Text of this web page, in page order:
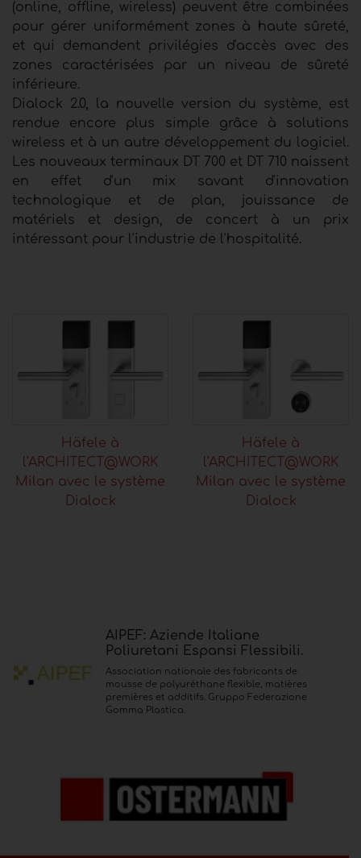
(online, offline, wireless) peuvent être combinées
pour gérer uniformément zones à haute sûreté,
et qui demandent privilégies d'accès avec des
zones caractérisées par un niveau de sûreté
inférieure.
Dialock 2.0, la nouvelle version du système, est
rendue encore plus simple grâce à solutions
wireless et à un autre développement du logiciel.
Les nouveaux terminaux DT 700 et DT 710 naissent
en effet d'un mix savant d'innovation
technologique et de plan, jouissance de
matériels et design, de concert à un prix
intéressant pour l'industrie de l'hospitalité.
Häfele à
l'ARCHITECT@WORK
Milan avec le système
Dialock
Häfele à
l'ARCHITECT@WORK
Milan avec le système
Dialock
AIPEF: Aziende Italiane
Poliuretani Espansi Flessibili.
Association nationale des fabricants de
mousse de polyuréthane flexible, matières
premières et additifs. Gruppo Federazione
Gomma Plastica.